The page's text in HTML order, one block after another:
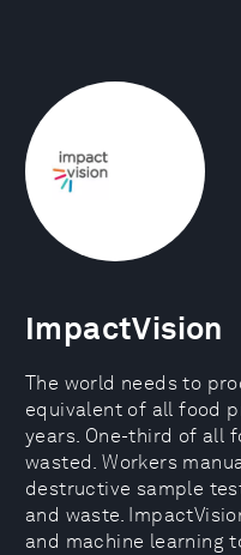
ImpactVision
The world needs to
equivalent of all food
years. One-third of all
wasted. Workers
destructive sample
and waste.
and machine learning